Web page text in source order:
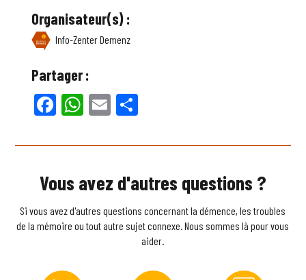
Organisateur(s) :
Info-Zenter Demenz
Partager :
Facebook
WhatsApp
Email
Vous avez d'autres questions ?
Si vous avez d'autres questions concernant la démence, les troubles
de la mémoire ou tout autre sujet connexe. Nous sommes là pour vous
aider.